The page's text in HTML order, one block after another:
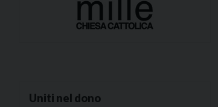
Uniti nel dono